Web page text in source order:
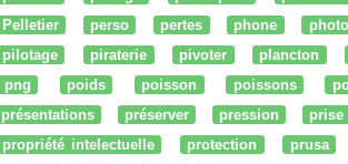
Pelletier
perso pertes phone photo
pilotage
piraterie pivoter plancton
png
poids poisson poissons
présentations
préserver pression prise
propriété intelectuelle
protection prusa